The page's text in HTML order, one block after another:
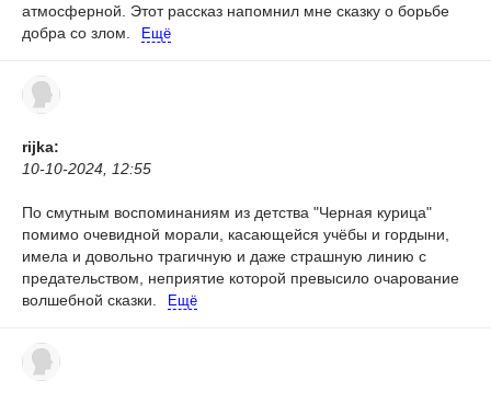
атмосферной. Этот рассказ напомнил мне сказку о борьбе
добра со злом.
Ещё
rijka:
10-10-2024, 12:55
По смутным воспоминаниям из детства "Черная курица"
помимо очевидной морали, касающейся учёбы и гордыни,
имела и довольно трагичную и даже страшную линию с
предательством, неприятие которой превысило очарование
волшебной сказки.
Ещё